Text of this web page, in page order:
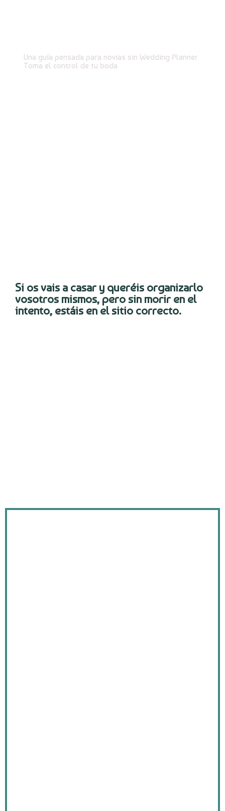
Una guía pensada para novias sin Wedding Planner
Toma el control de tu boda
Si os vais a casar y queréis organizarlo
vosotros mismos, pero sin morir en el
intento, estáis en el sitio correcto.